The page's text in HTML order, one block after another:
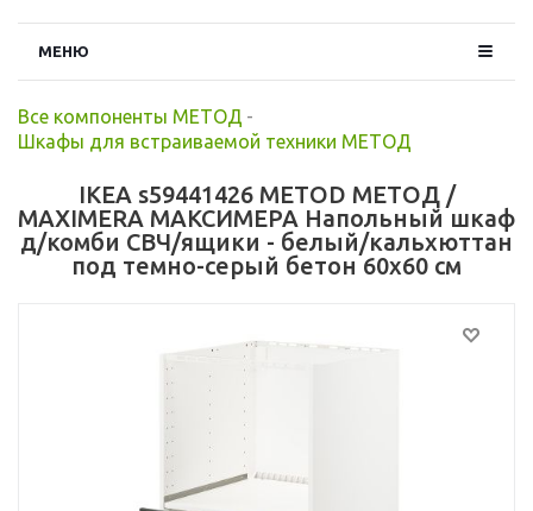
МЕНЮ
Все компоненты МЕТОД -
Шкафы для встраиваемой техники МЕТОД
IKEA s59441426 METOD МЕТОД /
MAXIMERA МАКСИМЕРА Напольный шкаф
д/комби СВЧ/ящики - белый/кальхюттан
под темно-серый бетон 60x60 см